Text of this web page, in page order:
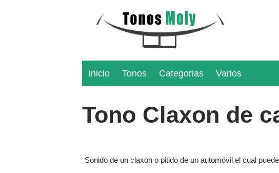
Inicio Tonos Categorias Varios
Tono Claxon de
Sonido de un claxon o pitido de un automóvil el cual